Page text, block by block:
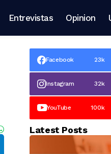
Entrevistas Opinion
Facebook 23k
Instagram 32k
YouTube 100k
Latest Posts